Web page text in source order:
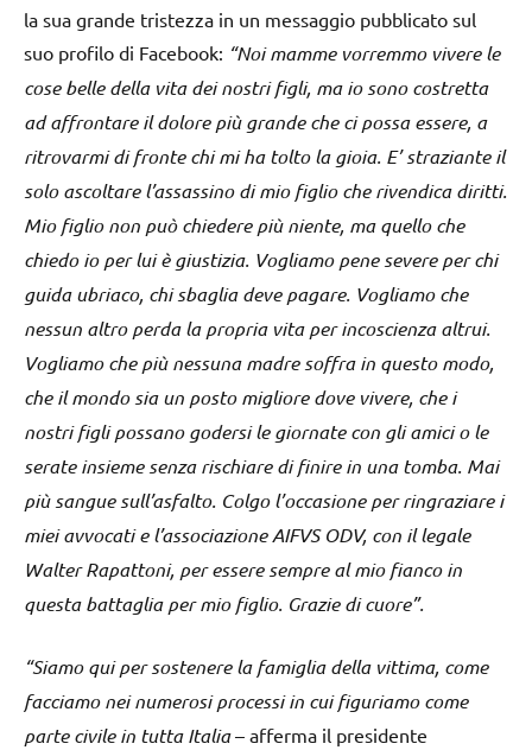
la sua grande tristezza in un messaggio pubblicato sul
suo profilo di Facebook: “Noi mamme vorremmo vivere le
cose belle della vita dei nostri figli, ma io sono costretta
ad affrontare il dolore più grande che ci possa essere, a
ritrovarmi di fronte chi mi ha tolto la gioia. E’ straziante il
solo ascoltare l’assassino di mio figlio che rivendica diritti.
Mio figlio non può chiedere più niente, ma quello che
chiedo io per lui è giustizia. Vogliamo pene severe per chi
guida ubriaco, chi sbaglia deve pagare. Vogliamo che
nessun altro perda la propria vita per incoscienza altrui.
Vogliamo che più nessuna madre soffra in questo modo,
che il mondo sia un posto migliore dove vivere, che i
nostri figli possano godersi le giornate con gli amici o le
serate insieme senza rischiare di finire in una tomba. Mai
più sangue sull’asfalto. Colgo l’occasione per ringraziare i
miei avvocati e l’associazione AIFVS ODV, con il legale
Walter Rapattoni, per essere sempre al mio fianco in
questa battaglia per mio figlio. Grazie di cuore”.
“Siamo qui per sostenere la famiglia della vittima, come
facciamo nei numerosi processi in cui figuriamo come
parte civile in tutta Italia– afferma il presidente